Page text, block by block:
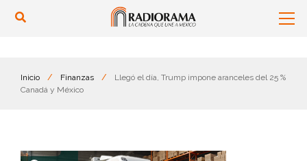
Inicio / Finanzas /
Llegó el día, Trump impone aranceles del 25 %
Canadá y México